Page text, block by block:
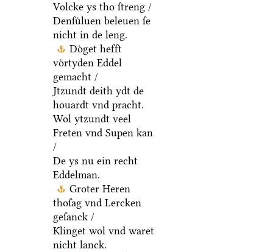
Volcke ys tho ſtreng /
Denſuͤluen beleuen ſe
nicht in de leng.
Doͤget hefft
voͤrtyden Eddel
gemacht /
Jtzundt deith ydt de
houardt vnd pracht.
Wol ytzundt veel
Freten vnd Supen kan
/
De ys nu ein recht
Eddelman.
Groter Heren
thoſag vnd Lercken
geſanck /
Klinget wol vnd waret
nicht lanck.